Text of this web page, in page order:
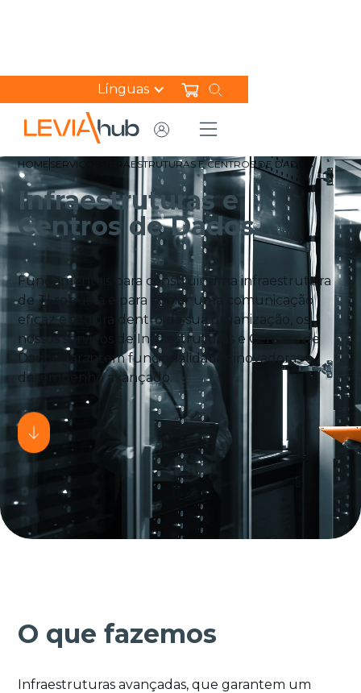
Línguas
HOME SERVIÇOS INFRAESTRUTURAS E CENTROS DE DADOS
Infraestruturas e
Centros de Dados
Fundamentais para construir uma infraestrutura
de TI robusta e para apoiar uma comunicação
eficaz e segura dentro da sua organização, os
nossos serviços de Infraestruturas e Centros de
Dados garantem funcionalidades inovadoras e
desempenho avançado.
O que fazemos
Infraestruturas avançadas, que garantem um